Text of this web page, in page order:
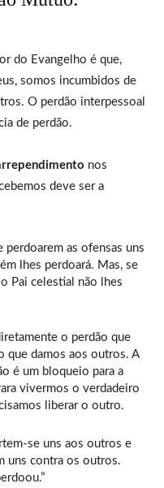
do Evangelho é que,
somos incumbidos de
O perdão interpessoal
de perdão.
nos
deve ser a
perdoarem as ofensas uns
lhes perdoará. Mas, se
Pai celestial não lhes
o perdão que
que damos aos outros. A
é um bloqueio para a
vivermos o verdadeiro
liberar o outro.
se uns aos outros e
uns contra os outros.